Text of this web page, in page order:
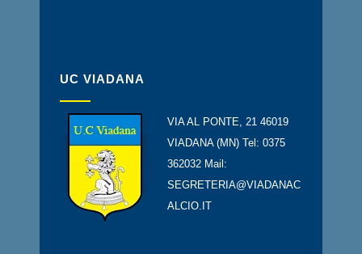
UC VIADANA
VIA AL PONTE, 21 46019
VIADANA (MN) Tel: 0375
362032 Mail:
SEGRETERIA@VIADANAC
ALCIO.IT